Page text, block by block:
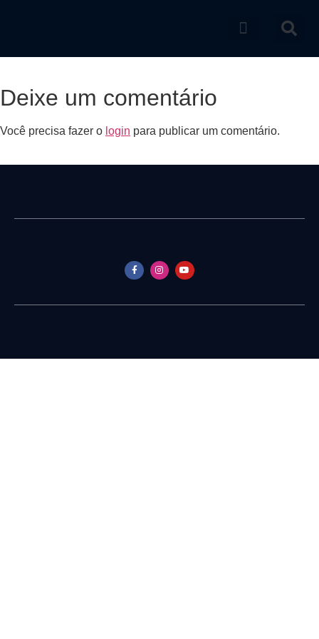
Deixe um comentário
Você precisa fazer o login para publicar um comentário.